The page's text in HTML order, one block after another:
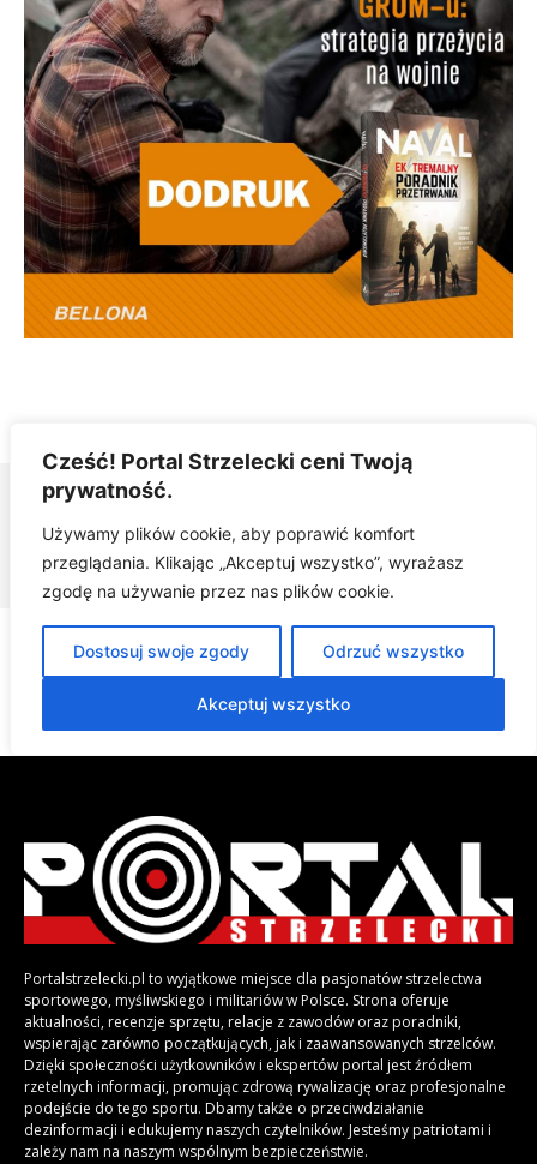
Portalstrzelecki.pl to wyjątkowe miejsce dla pasjonatów strzelectwa
sportowego, myśliwskiego i militariów w Polsce. Strona oferuje
aktualności, recenzje sprzętu, relacje z zawodów oraz poradniki,
wspierając zarówno początkujących, jak i zaawansowanych strzelców.
Dzięki społeczności użytkowników i ekspertów portal jest źródłem
rzetelnych informacji, promując zdrową rywalizację oraz profesjonalne
podejście do tego sportu. Dbamy także o przeciwdziałanie
dezinformacji i edukujemy naszych czytelników. Jesteśmy patriotami i
zależy nam na naszym wspólnym bezpieczeństwie.